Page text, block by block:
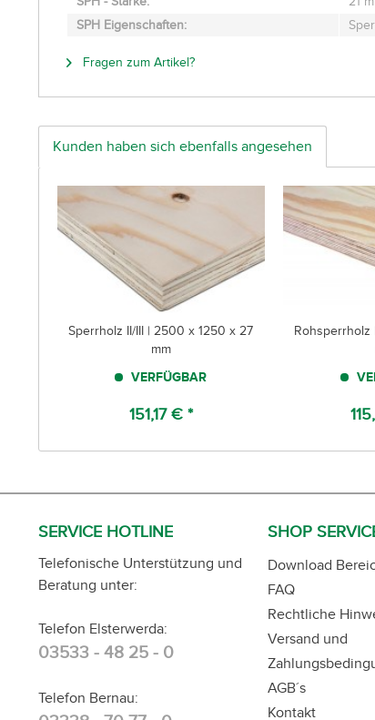
SPH Eigenschaften:
Fragen zum Artikel?
Kunden haben sich ebenfalls angesehen
Sperrholz II/III | 2500 x 1250 x 27
mm
VERFÜGBAR
151,17 € *
Rohsperrholz
SERVICE HOTLINE
Telefonische Unterstützung und
Beratung unter:
Telefon Elsterwerda:
03533 - 48 25 - 0
Telefon Bernau:
SHOP
Download
FAQ
Rechtliche
Versand und
AGB´s
Kontakt